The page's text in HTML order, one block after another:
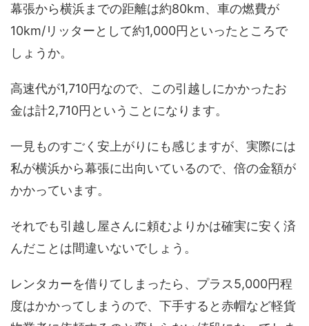
幕張から横浜までの距離は約80km、車の燃費が
10km/リッターとして約1,000円といったところで
しょうか。
高速代が1,710円なので、この引越しにかかったお
金は計2,710円ということになります。
一見ものすごく安上がりにも感じますが、実際には
私が横浜から幕張に出向いているので、倍の金額が
かかっています。
それでも引越し屋さんに頼むよりかは確実に安く済
んだことは間違いないでしょう。
レンタカーを借りてしまったら、プラス5,000円程
度はかかってしまうので、下手すると赤帽など軽貨